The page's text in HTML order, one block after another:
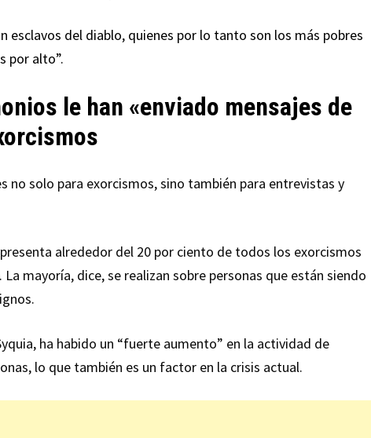
esclavos del diablo, quienes por lo tanto son los más pobres
​​por alto”.
le han «enviado mensajes de
no solo para exorcismos, sino también para entrevistas y
alrededor del 20 por ciento de todos los exorcismos
mayoría, dice, se realizan sobre personas que están siendo
ha habido un “fuerte aumento” en la actividad de
lo que también es un factor en la crisis actual.